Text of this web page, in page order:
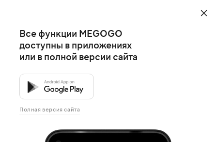
Все функции MEGOGO
доступны в приложениях
или в полной версии сайта
Полная версия сайта